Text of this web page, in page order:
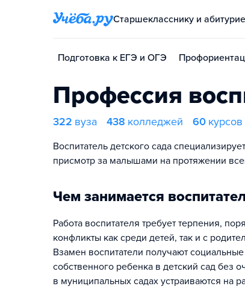
Старшекласснику и
Подготовка к ЕГЭ и ОГЭ
Профессия
322 вуза 438 колледжей 60 курсов
Воспитатель детского сада
присмотр за малышами на протяжении
Чем занимается
Работа воспитателя требует терпения,
конфликты как среди детей, так и с
Взамен воспитатели получают
собственного ребенка в детский сад
в муниципальных садах устраиваются на